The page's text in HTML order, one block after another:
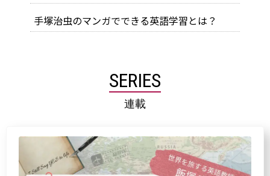
手塚治虫のマンガでできる英語学習とは？
SERIES
連載